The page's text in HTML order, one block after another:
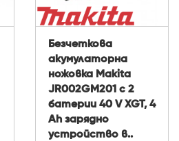
Безчеткова
акумулаторна
ножовка Makita
JR002GM201 с 2
батерии 40 V XGT, 4
Ah зарядно
устройство в..